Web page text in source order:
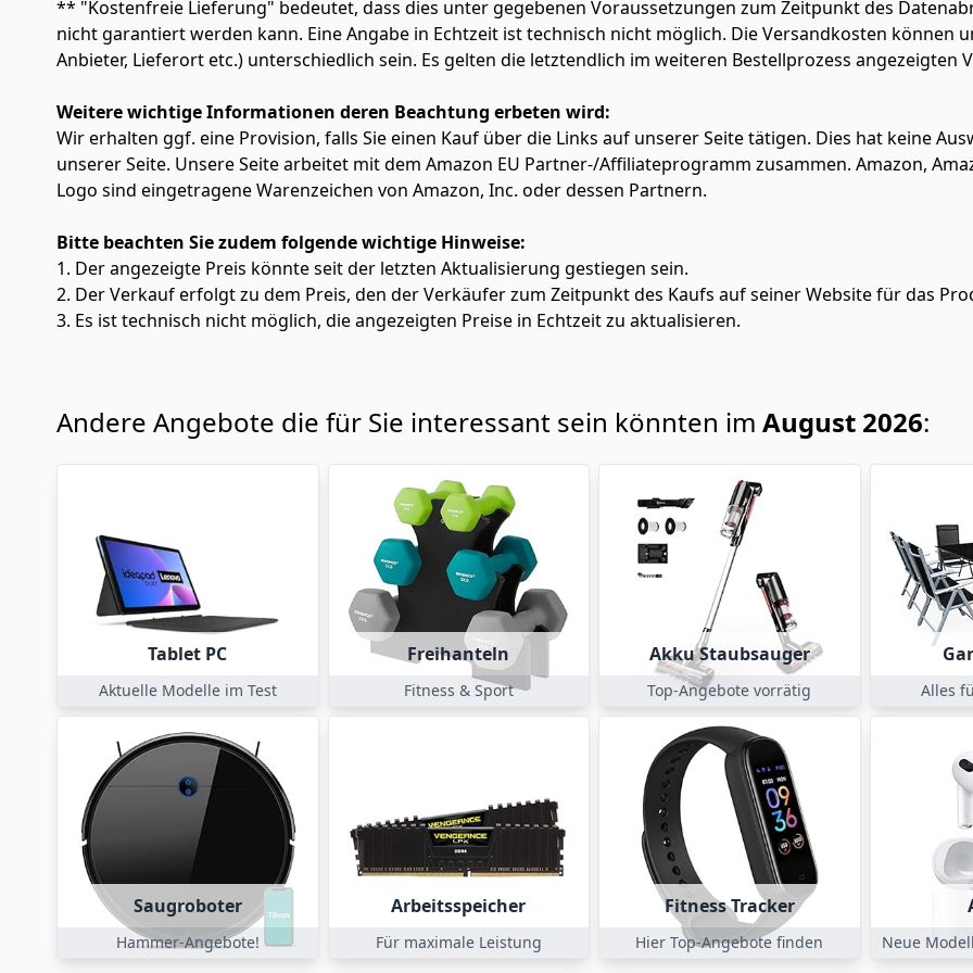
** "Kostenfreie Lieferung" bedeutet, dass dies unter gegebenen Voraussetzungen zum Zeitpunkt des
nicht garantiert werden kann. Eine Angabe in Echtzeit ist technisch nicht möglich. Die Versandkosten können
Anbieter, Lieferort etc.) unterschiedlich sein. Es gelten die letztendlich im weiteren Bestellprozess angezeigten
Weitere wichtige Informationen deren Beachtung erbeten wird:
Wir erhalten ggf. eine Provision, falls Sie einen Kauf über die Links auf unserer Seite tätigen. Dies hat keine
unserer Seite. Unsere Seite arbeitet mit dem Amazon EU Partner-/Affiliateprogramm zusammen. Amazon,
Logo sind eingetragene Warenzeichen von Amazon, Inc. oder dessen Partnern.
Bitte beachten Sie zudem folgende wichtige Hinweise:
1. Der angezeigte Preis könnte seit der letzten Aktualisierung gestiegen sein.
2. Der Verkauf erfolgt zu dem Preis, den der Verkäufer zum Zeitpunkt des Kaufs auf seiner Website für das
3. Es ist technisch nicht möglich, die angezeigten Preise in Echtzeit zu aktualisieren.
Andere Angebote die für Sie interessant sein könnten im August 2026:
Tablet PC
Aktuelle Modelle im Test
Freihanteln
Fitness & Sport
Akku Staubsauger
Top-Angebote vorrätig Alles
Saugroboter
Hammer-Angebote!
Arbeitsspeicher
Für maximale Leistung
Fitness Tracker
Hier Top-Angebote finden Neue